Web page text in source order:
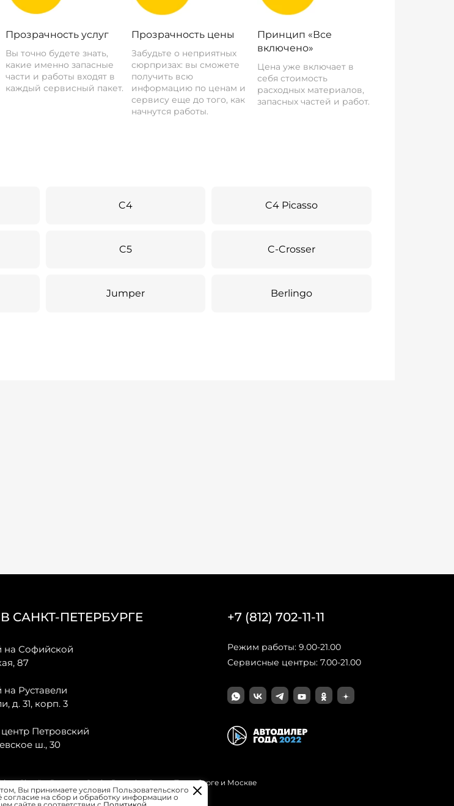
Прозрачность услуг
Вы точно будете знать,
какие именно запасные
части и работы входят в
каждый сервисный пакет.
Прозрачность цены
Забудьте о неприятных
сюрпризах: вы сможете
получить всю
информацию по ценам и
сервису еще до того, как
начнутся работы.
Принцип «Все
включено»
Цена уже включает в
себя стоимость
расходных материалов,
запасных частей и работ.
C4 C4 Picasso
C5 C-Crosser
Jumper Berlingo
САНКТ-ПЕТЕРБУРГЕ
на Софийской
87
Руставели
д. 31, корп. 3
Петровский
ш., 30
+7 (812) 702-11-11
Режим работы: 9.00-21.00
Сервисные центры: 7.00-21.00
Citroёn, Peugeot, Opel и Renault в Санкт-Петербурге и Москве
Вы принимаете условия Пользовательского
на сбор и обработку информации о